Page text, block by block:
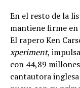
En el resto de la
mantiene firme en
El rapero Ken
xperiment,
con 44,89
cantautora